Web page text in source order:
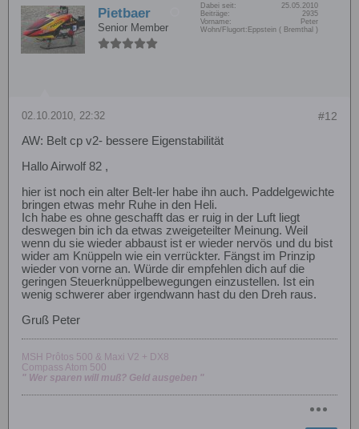
Pietbaer
Senior Member
Dabei seit:
25.05.2010
Beiträge:
2935
Vorname:
Peter
Wohn/Flugort: Eppstein ( Bremthal )
#12
02.10.2010, 22:32
AW: Belt cp v2- bessere Eigenstabilität
Hallo Airwolf 82 ,
hier ist noch ein alter Belt-ler habe ihn auch. Paddelgewichte
bringen etwas mehr Ruhe in den Heli.
Ich habe es ohne geschafft das er ruig in der Luft liegt
deswegen bin ich da etwas zweigeteilter Meinung. Weil
wenn du sie wieder abbaust ist er wieder nervös und du bist
wider am Knüppeln wie ein verrückter. Fängst im Prinzip
wieder von vorne an. Würde dir empfehlen dich auf die
geringen Steuerknüppelbewegungen einzustellen. Ist ein
wenig schwerer aber irgendwann hast du den Dreh raus.
Gruß Peter
MSH Prôtos 500 & Maxi V2 + DX8
Compass Atom 500
" Wer sparen will muß? Geld ausgeben "